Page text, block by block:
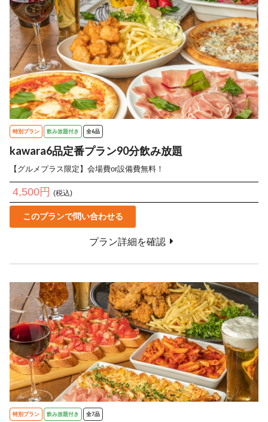
特別プラン 飲み放題付き 全6品
kawara6品定番プラン90分飲み放題
【グルメプラス限定】会場費or設備費無料！
4,500円 (税込)
このプランで問い合わせる
プラン詳細を確認
特別プラン 飲み放題付き 全7品